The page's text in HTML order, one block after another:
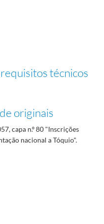
técnicos
originais
capa n.º 80 "Inscrições
nacional a Tóquio".